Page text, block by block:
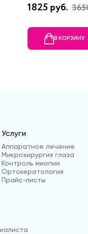
1825 руб.
В КОРЗИНУ
Услуги
Аппаратное лечение
Микрохирургия глаза
Контроль миопии
Ортокератология
Прайс-листы